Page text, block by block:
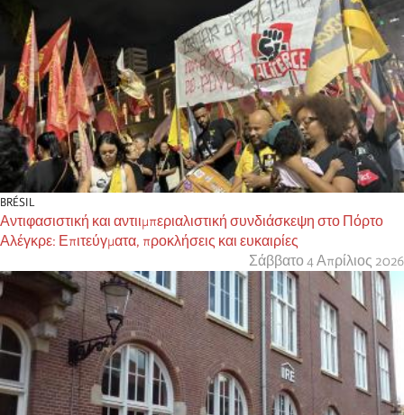
BRÉSIL
Αντιφασιστική και αντιιμπεριαλιστική συνδιάσκεψη στο Πόρτο
Αλέγκρε: Επιτεύγματα, προκλήσεις και ευκαιρίες
Σάββατο 4 Απρίλιος 2026